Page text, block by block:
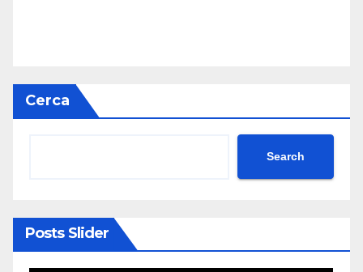
Cerca
Search
Posts Slider